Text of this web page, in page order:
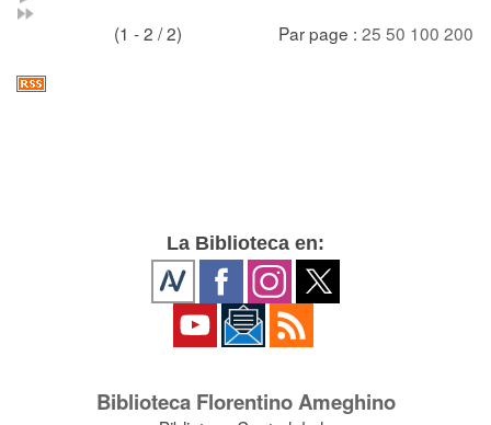
(1 - 2 / 2) Par page : 25 50 100 200
La Biblioteca en:
Biblioteca Florentino Ameghino